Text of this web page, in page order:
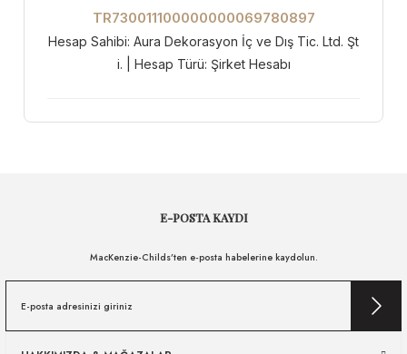
TR730011100000000069780897
Hesap Sahibi: Aura Dekorasyon İç ve Dış Tic. Ltd. Şt
i. | Hesap Türü: Şirket Hesabı
E-POSTA KAYDI
MacKenzie-Childs’ten e-posta habelerine kaydolun.